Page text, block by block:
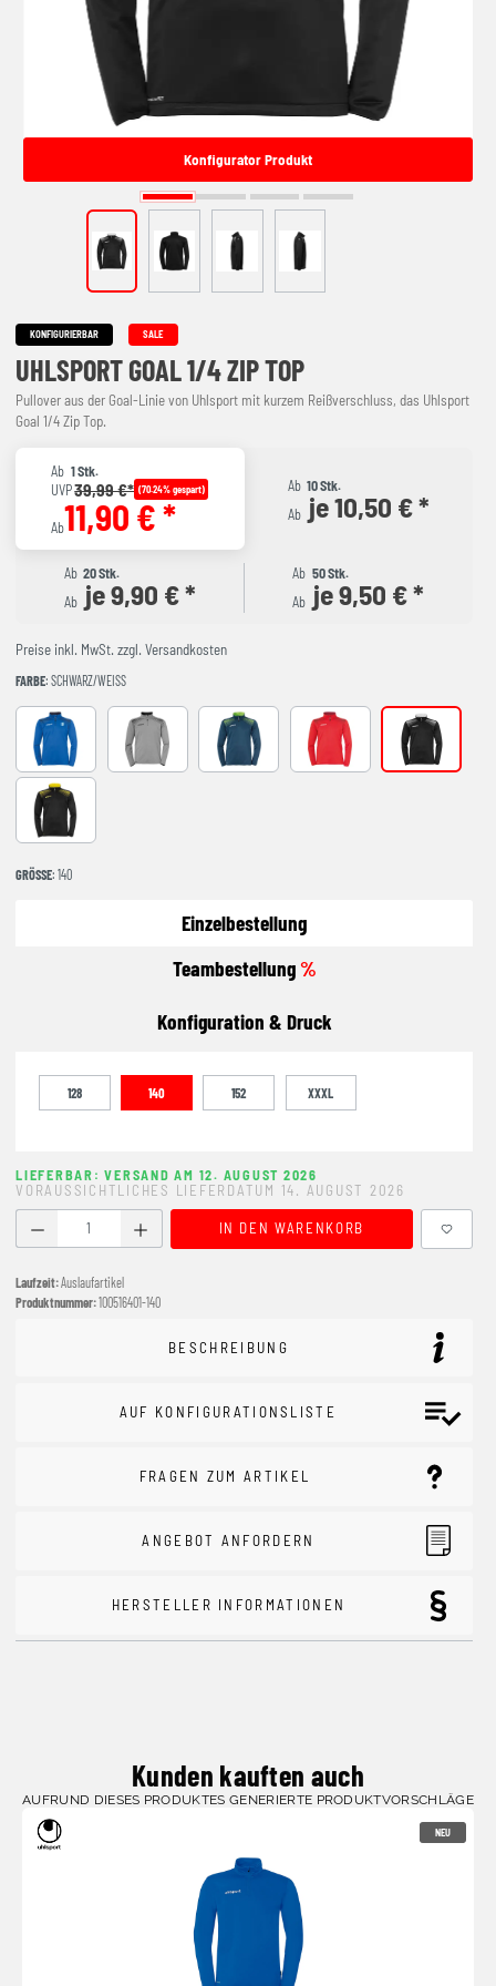
Konfigurator Produkt
KONFIGURIERBAR SALE
UHLSPORT GOAL 1/4 ZIP TOP
Pullover aus der Goal-Linie von Uhlsport mit kurzem Reißverschluss, das Uhlsport
Goal 1/4 Zip Top.
Ab 1 Stk.
UVP39,99 €* (70.24% gespart)
Ab11,90 € *
Ab 10 Stk.
Ab je 10,50 € *
Ab 20 Stk.
Ab je 9,90 € *
Ab 50 Stk.
Ab je 9,50 € *
Preise inkl. MwSt. zzgl. Versandkosten
FARBE: SCHWARZ/WEISS
azurblau/marine dark grey melange/schwarz
petrol/flash grün rot/bordeaux schwarz/
schwarz/limonengelb
GRÖSSE : 140
Einzelbestellung
Teambestellung%
Konfiguration & Druck
128 140 152 XXXL
LIEFERBAR: VERSAND AM 12. AUGUST 2026
VORAUSSICHTLICHES LIEFERDATUM 14. AUGUST 2026
Produkt Anzahl: Gib den gewünschten Wert ein oder
IN DEN WARENKORB
Laufzeit:Auslaufartikel
Produktnummer:100516401-140
BESCHREIBUNG
AUF KONFIGURATIONSLISTE
FRAGEN ZUM ARTIKEL
ANGEBOT ANFORDERN
HERSTELLER INFORMATIONEN
Kunden kauften auch
AUFRUND DIESES PRODUKTES GENERIERTE PRODUKTVORSCHLÄGE
NEU